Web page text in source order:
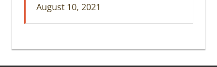
August 10, 2021